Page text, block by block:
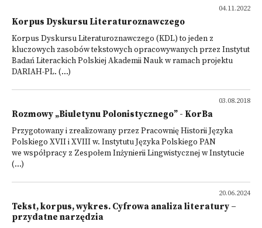
04.11.2022
Korpus Dyskursu Literaturoznawczego
Korpus Dyskursu Literaturoznawczego (KDL) to jeden z
kluczowych zasobów tekstowych opracowywanych przez Instytut
Badań Literackich Polskiej Akademii Nauk w ramach projektu
DARIAH-PL. (...)
03.08.2018
Rozmowy „Biuletynu Polonistycznego” - KorBa
Przygotowany i zrealizowany przez Pracownię Historii Języka
Polskiego XVII i XVIII w. Instytutu Języka Polskiego PAN
we współpracy z Zespołem Inżynierii Lingwistycznej w Instytucie
(...)
20.06.2024
Tekst, korpus, wykres. Cyfrowa analiza literatury –
przydatne narzędzia